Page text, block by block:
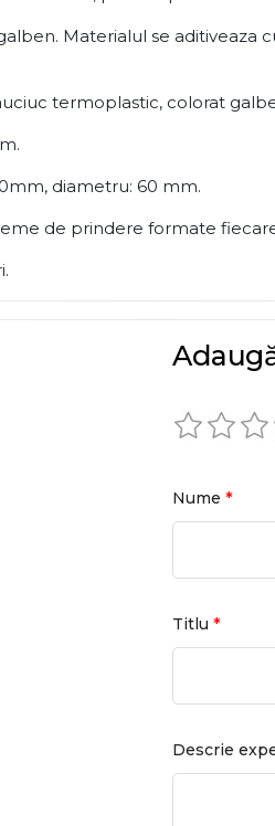
Materialul se aditiveaza
termoplastic, colorat
diametru: 60 mm.
de prindere formate
Nume *
Titlu *
Descrie